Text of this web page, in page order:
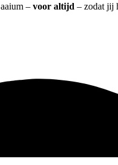
– voor altijd – zodat jij